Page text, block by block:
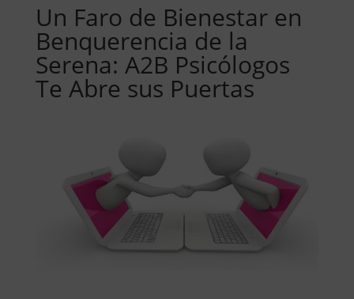
Un Faro de Bienestar en
Benquerencia de la
Serena: A2B Psicólogos
Te Abre sus Puertas